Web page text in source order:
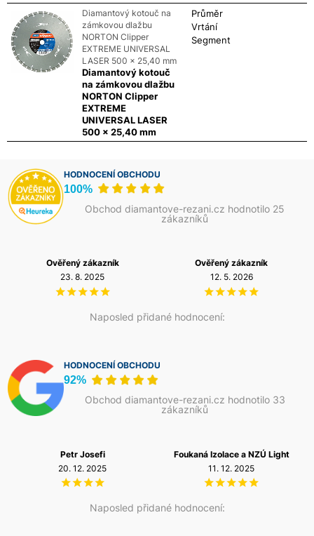
Diamantový kotouč na
zámkovou dlažbu
NORTON Clipper
EXTREME UNIVERSAL
LASER 500 x 25,40 mm
Diamantový kotouč
na zámkovou dlažbu
NORTON Clipper
EXTREME
UNIVERSAL LASER
500 x 25,40 mm
Průměr
Vrtání
Segment
HODNOCENÍ OBCHODU
100%
Obchod diamantove-rezani.cz hodnotilo 25
zákazníků
Naposled přidané hodnocení:
Ověřený zákazník
23. 8. 2025
Ověřený zákazník
12. 5. 2026
HODNOCENÍ OBCHODU
92%
Obchod diamantove-rezani.cz hodnotilo 33
zákazníků
Naposled přidané hodnocení:
Petr Josefi
20. 12. 2025
Foukaná Izolace a NZÚ Light
11. 12. 2025